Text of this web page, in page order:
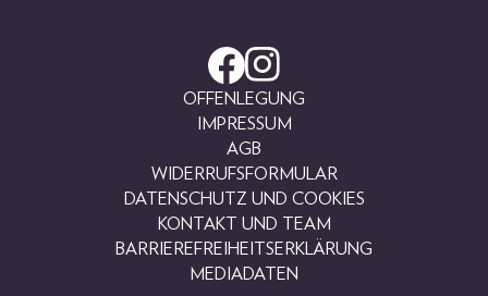
OFFENLEGUNG
IMPRESSUM
AGB
WIDERRUFSFORMULAR
DATENSCHUTZ UND COOKIES
KONTAKT UND TEAM
BARRIEREFREIHEITSERKLÄRUNG
MEDIADATEN